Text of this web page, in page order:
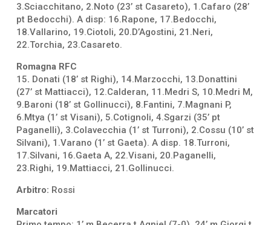
3.Sciacchitano, 2.Noto (23’ st Casareto), 1.Cafaro (28’
pt Bedocchi). A disp: 16.Rapone, 17.Bedocchi,
18.Vallarino, 19.Ciotoli, 20.D’Agostini, 21.Neri,
22.Torchia, 23.Casareto.
Romagna RFC
15. Donati (18’ st Righi), 14.Marzocchi, 13.Donattini
(27’ st Mattiacci), 12.Calderan, 11.Medri S, 10.Medri M,
9.Baroni (18’ st Gollinucci), 8.Fantini, 7.Magnani P,
6.Mtya (1’ st Visani), 5.Cotignoli, 4.Sgarzi (35’ pt
Paganelli), 3.Colavecchia (1’ st Turroni), 2.Cossu (10’ st
Silvani), 1.Varano (1’ st Gaeta). A disp. 18.Turroni,
17.Silvani, 16.Gaeta A, 22.Visani, 20.Paganelli,
23.Righi, 19.Mattiacci, 21.Gollinucci.
Arbitro: Rossi
Marcatori